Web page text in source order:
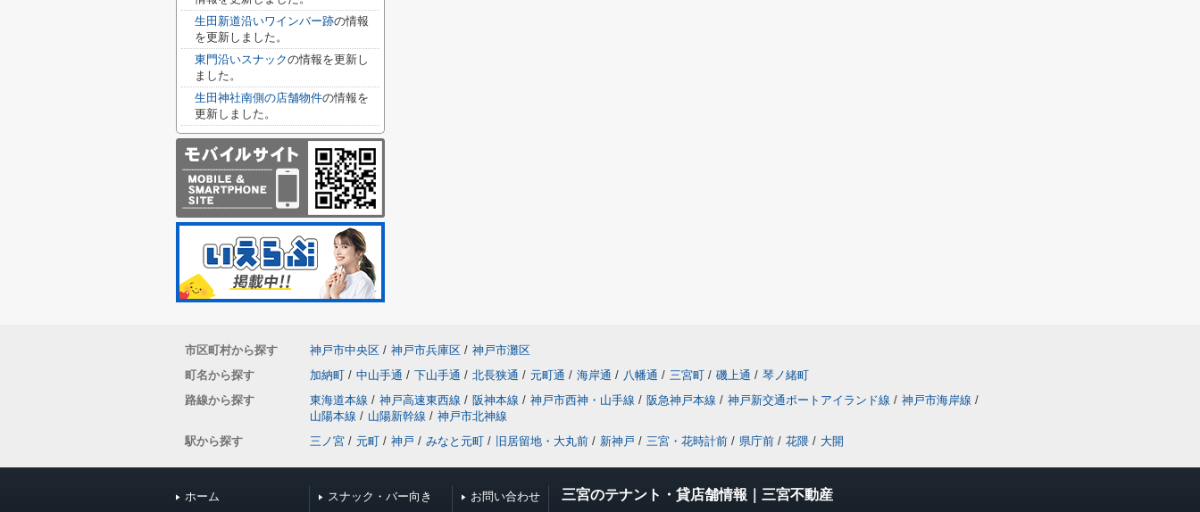
生田新道沿いワインバー跡の情報
を更新しました。
東門沿いスナックの情報を更新し
ました。
生田神社南側の店舗物件の情報を
更新しました。
市区町村から探す 神戸市中央区 / 神戸市兵庫区 / 神戸市灘区
町名から探す
加納町 / 中山手通 / 下山手通 / 北長狭通 / 元町通 / 海岸通 / 八幡通 / 三宮町 / 磯上通 / 琴ノ緒町
路線から探す
東海道本線 / 神戸高速東西線 / 阪神本線 / 神戸市西神・山手線 / 阪急神戸本線 / 神戸新交通ポートアイランド線 / 神戸市海岸線 /
山陽本線 / 山陽新幹線 / 神戸市北神線
駅から探す
三ノ宮 / 元町 / 神戸 / みなと元町 / 旧居留地・大丸前 / 新神戸 / 三宮・花時計前 / 県庁前 / 花隈 / 大開
ホーム スナック・バー向き お問い合わせ 三宮のテナント・貸店舗情報｜三宮不動産